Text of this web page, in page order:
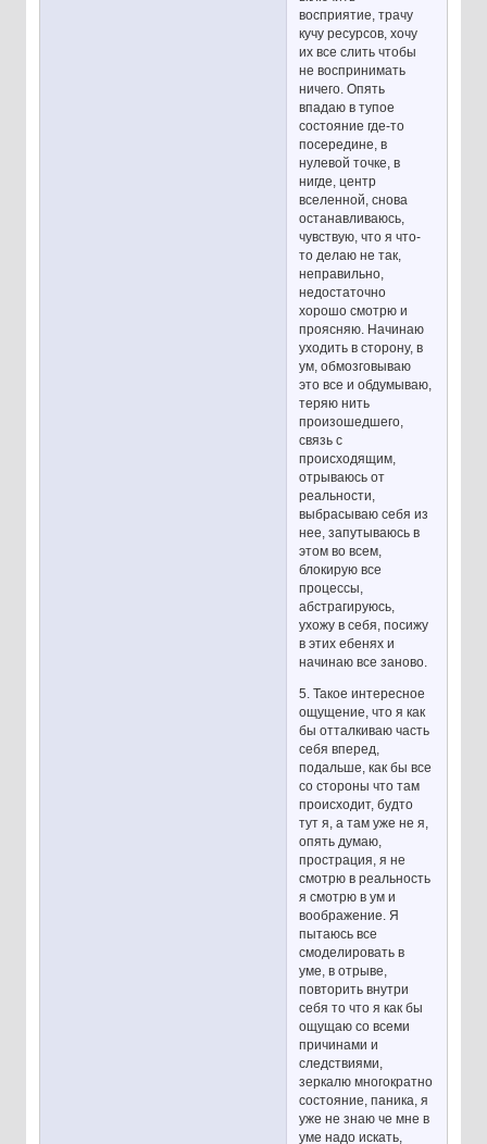
восприятие, трачу
кучу ресурсов, хочу
их все слить чтобы
не воспринимать
ничего. Опять
впадаю в тупое
состояние где-то
посередине, в
нулевой точке, в
нигде, центр
вселенной, снова
останавливаюсь,
чувствую, что я что-
то делаю не так,
неправильно,
недостаточно
хорошо смотрю и
проясняю. Начинаю
уходить в сторону, в
ум, обмозговываю
это все и обдумываю,
теряю нить
произошедшего,
связь с
происходящим,
отрываюсь от
реальности,
выбрасываю себя из
нее, запутываюсь в
этом во всем,
блокирую все
процессы,
абстрагируюсь,
ухожу в себя, посижу
в этих ебенях и
начинаю все заново.
5. Такое интересное
ощущение, что я как
бы отталкиваю часть
себя вперед,
подальше, как бы все
со стороны что там
происходит, будто
тут я, а там уже не я,
опять думаю,
прострация, я не
смотрю в реальность
я смотрю в ум и
воображение. Я
пытаюсь все
смоделировать в
уме, в отрыве,
повторить внутри
себя то что я как бы
ощущаю со всеми
причинами и
следствиями,
зеркалю многократно
состояние, паника, я
уже не знаю че мне в
уме надо искать,